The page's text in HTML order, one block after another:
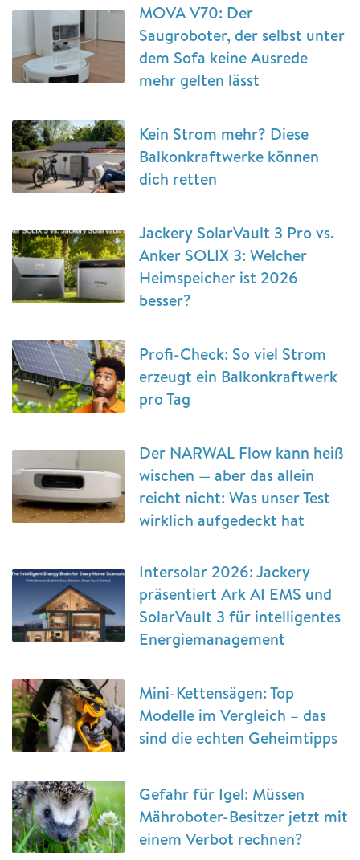
MOVA V70: Der
Saugroboter, der selbst unter
dem Sofa keine Ausrede
mehr gelten lässt
Kein Strom mehr? Diese
Balkonkraftwerke können
dich retten
Jackery SolarVault 3 Pro vs.
Anker SOLIX 3: Welcher
Heimspeicher ist 2026
besser?
Profi-Check: So viel Strom
erzeugt ein Balkonkraftwerk
pro Tag
Der NARWAL Flow kann heiß
wischen — aber das allein
reicht nicht: Was unser Test
wirklich aufgedeckt hat
Intersolar 2026: Jackery
präsentiert Ark AI EMS und
SolarVault 3 für intelligentes
Energiemanagement
Mini-Kettensägen: Top
Modelle im Vergleich – das
sind die echten Geheimtipps
Gefahr für Igel: Müssen
Mähroboter-Besitzer jetzt mit
einem Verbot rechnen?